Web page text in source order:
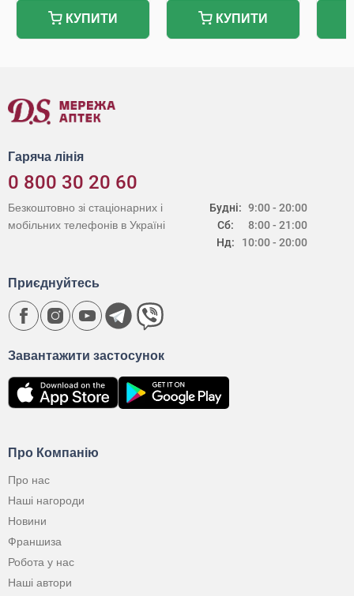
КУПИТИ КУПИТИ
Гаряча лінія
0 800 30 20 60
Будні:
Сб:
Нд:
9:00 - 20:00
8:00 - 21:00
10:00 - 20:00
Безкоштовно зі стаціонарних і
мобільних телефонів в Україні
Про Компанію
Про нас
Наші нагороди
Новини
Франшиза
Робота у нас
Наші автори
Завантажити застосунок
Приєднуйтесь